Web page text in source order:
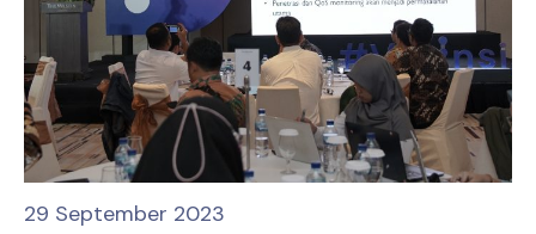
29 September 2023